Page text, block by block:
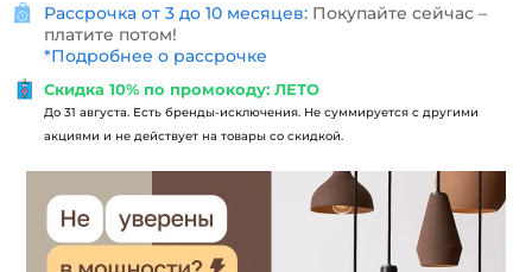
Рассрочка от 3 до 10 месяцев: Покупайте сейчас –
платите потом!
*Подробнее о рассрочке
Скидка 10% по промокоду: ЛЕТО
До 31 августа. Есть бренды-исключения. Не суммируется с другими
акциями и не действует на товары со скидкой.